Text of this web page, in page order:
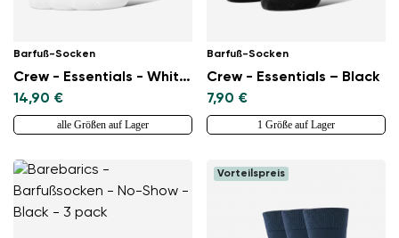
Barfuß-Socken
Crew - Essentials - White - 3 pack
14,90 €
alle Größen auf Lager
Barfuß-Socken
Crew - Essentials – Black
7,90 €
1 Größe auf Lager
Vorteilspreis